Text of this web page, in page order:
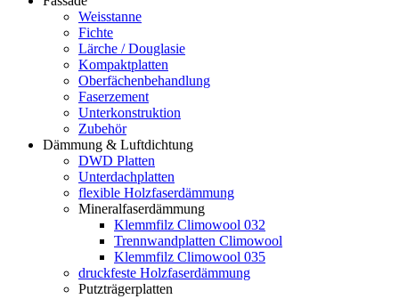
Weisstanne
Fichte
Lärche / Douglasie
Kompaktplatten
Oberfächenbehandlung
Faserzement
Unterkonstruktion
Zubehör
Dämmung & Luftdichtung
DWD Platten
Unterdachplatten
flexible Holzfaserdämmung
Mineralfaserdämmung
Klemmfilz Climowool 032
Trennwandplatten Climowool
Klemmfilz Climowool 035
druckfeste Holzfaserdämmung
Putzträgerplatten